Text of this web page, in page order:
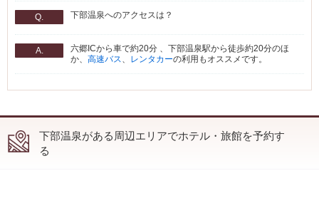
Q. 下部温泉へのアクセスは？
A.
六郷ICから車で約20分 、下部温泉駅から徒歩約20分のほ
か、 高速バス レンタカーの利用もオススメです。
下部温泉がある周辺エリアでホテル・旅館を予約す
る